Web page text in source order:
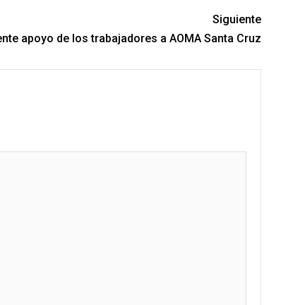
Siguiente
apoyo de los trabajadores a AOMA Santa Cruz